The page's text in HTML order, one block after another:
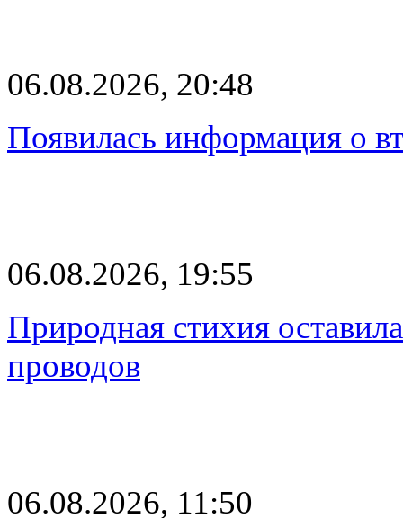
06.08.2026, 20:48
Появилась информация о
06.08.2026, 19:55
Природная стихия
проводов
06.08.2026, 11:50